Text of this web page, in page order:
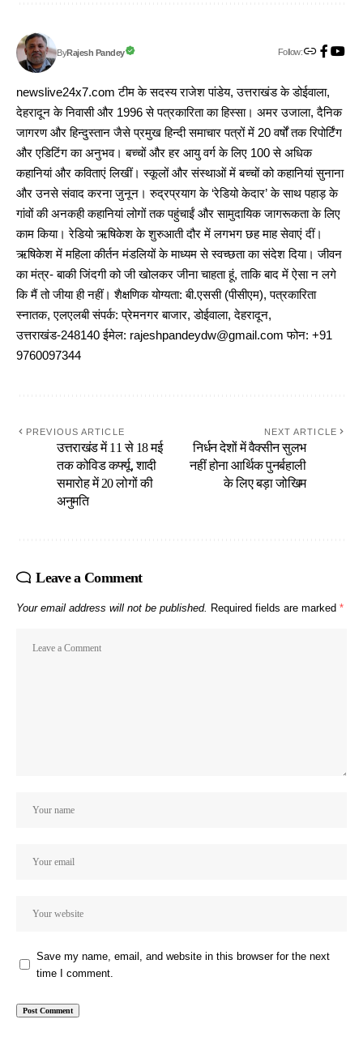
ByRajesh Pandey Follow:
newslive24x7.com टीम के सदस्य राजेश पांडेय, उत्तराखंड के डोईवाला,
देहरादून के निवासी और 1996 से पत्रकारिता का हिस्सा। अमर उजाला, दैनिक
जागरण और हिन्दुस्तान जैसे प्रमुख हिन्दी समाचार पत्रों में 20 वर्षों तक रिपोर्टिंग
और एडिटिंग का अनुभव। बच्चों और हर आयु वर्ग के लिए 100 से अधिक
कहानियां और कविताएं लिखीं। स्कूलों और संस्थाओं में बच्चों को कहानियां सुनाना
और उनसे संवाद करना जुनून। रुद्रप्रयाग के ‘रेडियो केदार’ के साथ पहाड़ के
गांवों की अनकही कहानियां लोगों तक पहुंचाईं और सामुदायिक जागरूकता के लिए
काम किया। रेडियो ऋषिकेश के शुरुआती दौर में लगभग छह माह सेवाएं दीं।
ऋषिकेश में महिला कीर्तन मंडलियों के माध्यम से स्वच्छता का संदेश दिया। जीवन
का मंत्र- बाकी जिंदगी को जी खोलकर जीना चाहता हूं, ताकि बाद में ऐसा न लगे
कि मैं तो जीया ही नहीं। शैक्षणिक योग्यता: बी.एससी (पीसीएम), पत्रकारिता
स्नातक, एलएलबी संपर्क: प्रेमनगर बाजार, डोईवाला, देहरादून,
उत्तराखंड-248140 ईमेल: rajeshpandeydw@gmail.com फोन: +91
9760097344
PREVIOUS ARTICLE
उत्तराखंड में 11 से 18 मई
तक कोविड कर्फ्यू, शादी
समारोह में 20 लोगों की
अनुमति
NEXT ARTICLE
निर्धन देशों में वैक्सीन सुलभ
नहीं होना आर्थिक पुनर्बहाली
के लिए बड़ा जोखिम
Leave a Comment
Your email address will not be published. Required fields are marked *
Save my name, email, and website in this browser for the next
time I comment.